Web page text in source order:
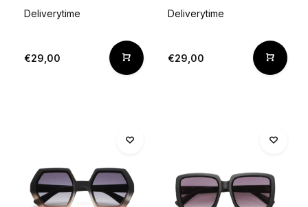
Deliverytime
€29,00
Deliverytime
€29,00